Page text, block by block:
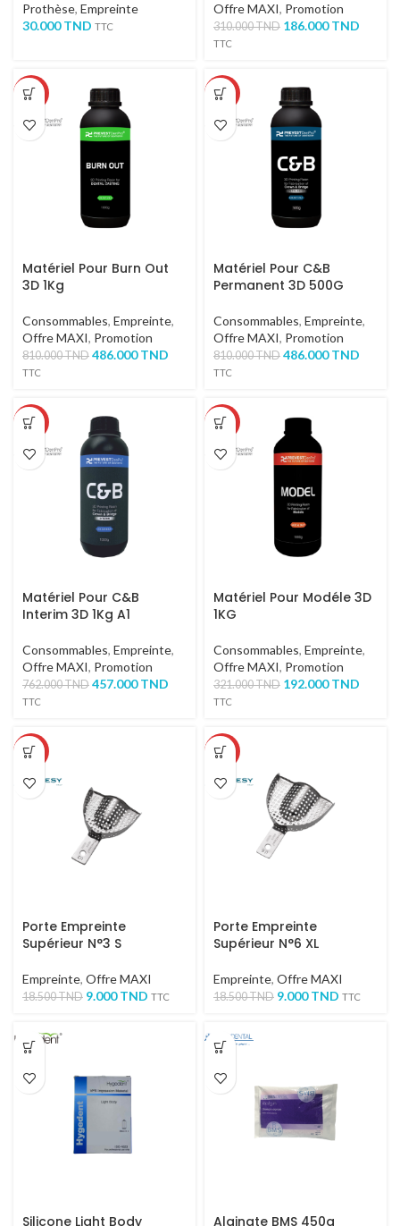
Prothèse, Empreinte
30.000TND TTC
Offre MAXI, Promotion
310.000TND 186.000TND
TTC
-40%
Matériel Pour Burn Out
3D 1Kg
Consommables, Empreinte,
Offre MAXI, Promotion
810.000TND 486.000TND
TTC
-40%
Matériel Pour C&B
Permanent 3D 500G
Consommables, Empreinte,
Offre MAXI, Promotion
810.000TND 486.000TND
TTC
-40%
Matériel Pour C&B
Interim 3D 1Kg A1
Consommables, Empreinte,
Offre MAXI, Promotion
762.000TND 457.000TND
TTC
-40%
Matériel Pour Modéle 3D
1KG
Consommables, Empreinte,
Offre MAXI, Promotion
321.000TND 192.000TND
TTC
-51%
Porte Empreinte
Supérieur N°3 S
Empreinte, Offre MAXI
18.500TND 9.000TND TTC
-51%
Porte Empreinte
Supérieur N°6 XL
Empreinte, Offre MAXI
18.500TND 9.000TND TTC
Silicone Light Body Alginate BMS 450g